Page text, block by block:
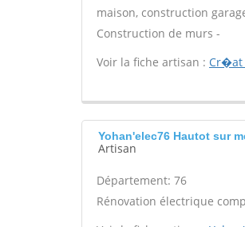
maison, construction
Construction de murs -
Voir la fiche artisan : Cr�at
Yohan'elec76 Hautot sur
Artisan
Département: 76
Rénovation électrique